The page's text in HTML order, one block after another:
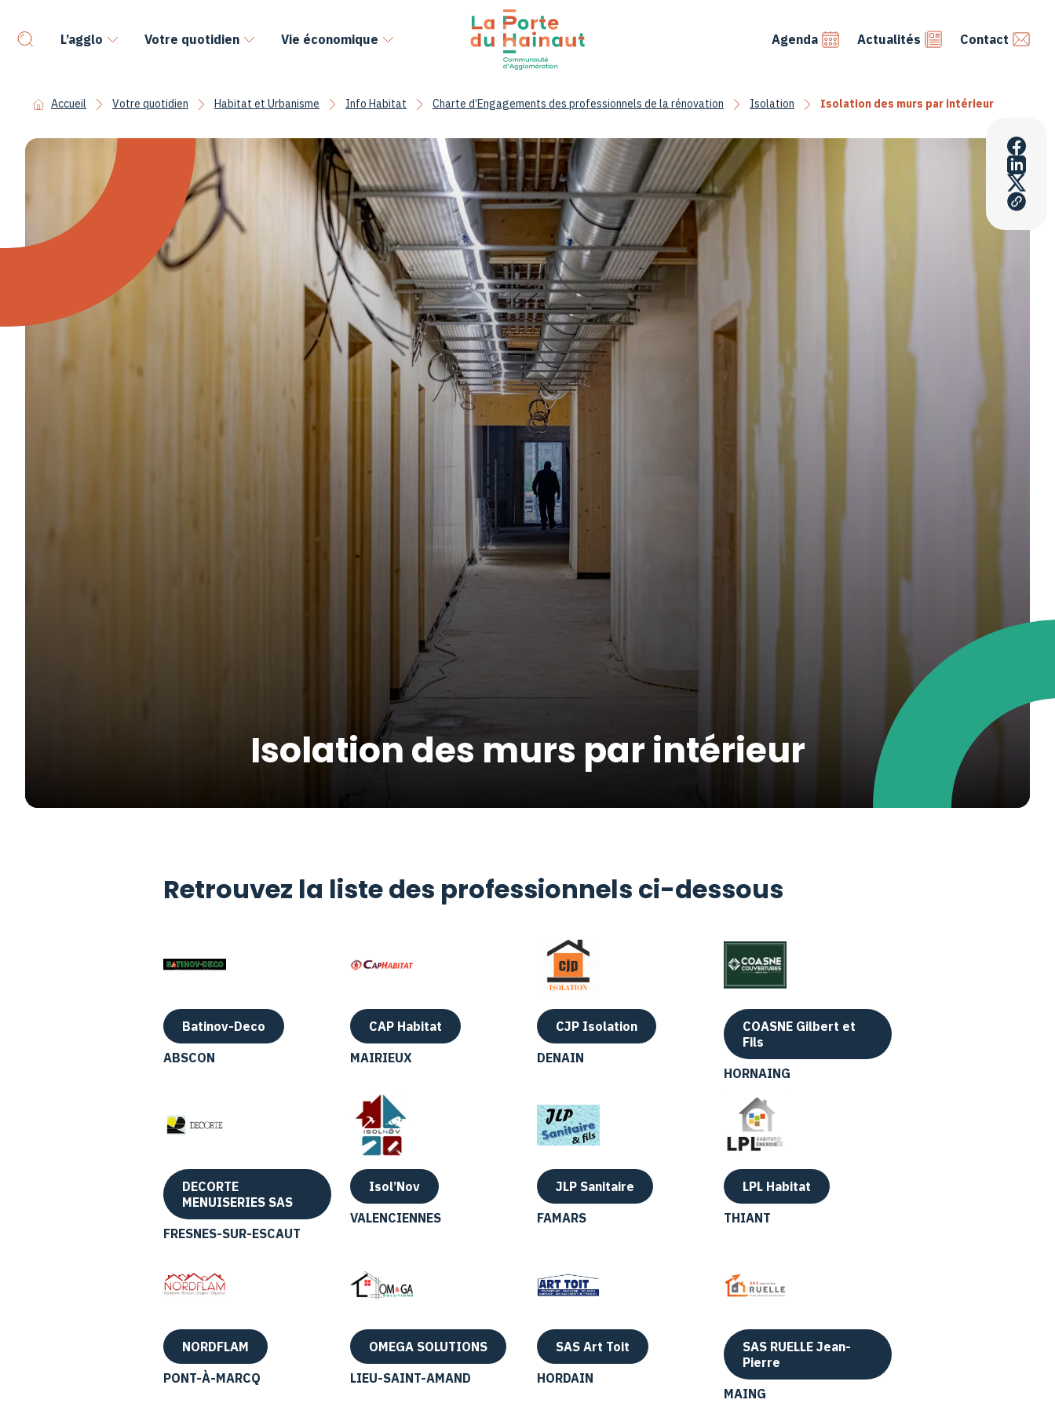
L’agglo Votre quotidien Vie économique Agenda Actualités Contact
Accueil Votre quotidien Habitat et Urbanisme Info Habitat Charte d’Engagements des professionnels de la rénovation Isolation Isolation des murs par intérieur
Isolation des murs par intérieur
Retrouvez la liste des professionnels ci-dessous
Batinov-Deco
ABSCON
CAP Habitat
MAIRIEUX
CJP Isolation
DENAIN
COASNE Gilbert et
Fils
HORNAING
DECORTE
MENUISERIES SAS
FRESNES-SUR-ESCAUT
Isol’Nov
VALENCIENNES
JLP Sanitaire
FAMARS
LPL Habitat
THIANT
NORDFLAM
PONT-À-MARCQ
OMEGA SOLUTIONS
LIEU-SAINT-AMAND
SAS Art Toit
HORDAIN
SAS RUELLE Jean-
Pierre
MAING